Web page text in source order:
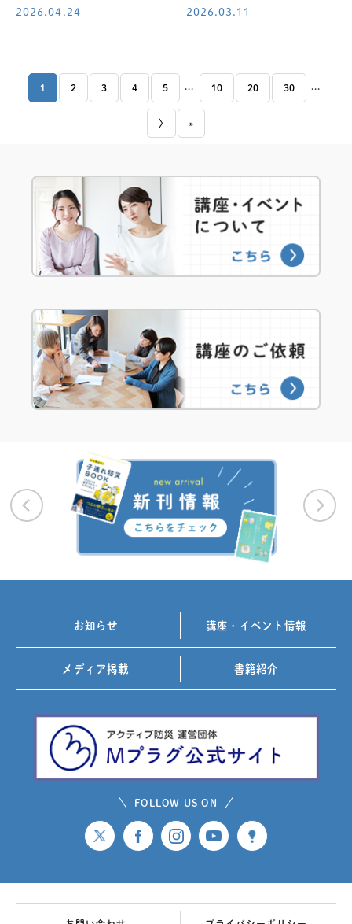
2026.04.24 2026.03.11
1 2 3 4 5 10 20 30
〉 »
お知らせ 講座・イベント情報
メディア掲載 書籍紹介
FOLLOW US ON